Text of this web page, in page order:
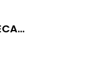
TAVOLO MONTECATINI